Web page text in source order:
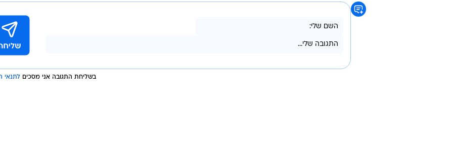
בשליחת התגובה אני מסכים לתנאי